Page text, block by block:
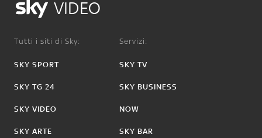
VIDEO
Tutti i siti di Sky:
SKY SPORT
SKY TG 24
SKY VIDEO
SKY ARTE
Servizi:
SKY TV
SKY BUSINESS
NOW
SKY BAR